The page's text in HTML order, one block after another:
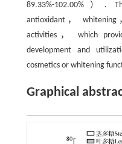
89.33%-102.00%）.
antioxidant， whitening
activities， which
development and
cosmetics or whitening
Graphical